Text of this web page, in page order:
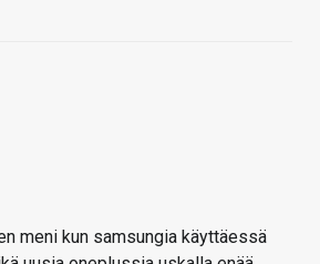
meni kun samsungia käyttäessä